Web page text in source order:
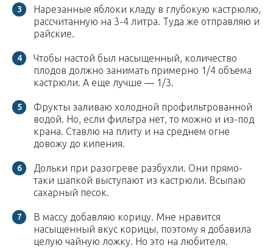
Нарезанные яблоки кладу в глубокую кастрюлю,
рассчитанную на 3-4 литра. Туда же отправляю и
райские.
Чтобы настой был насыщенный, количество
плодов должно занимать примерно 1/4 объема
кастрюли. А еще лучше — 1/3.
Фрукты заливаю холодной профильтрованной
водой. Но, если фильтра нет, то можно и из-под
крана. Ставлю на плиту и на среднем огне
довожу до кипения.
Дольки при разогреве разбухли. Они прямо-
таки шапкой выступают из кастрюли. Всыпаю
сахарный песок.
В массу добавляю корицу. Мне нравится
насыщенный вкус корицы, поэтому я добавила
целую чайную ложку. Но это на любителя.